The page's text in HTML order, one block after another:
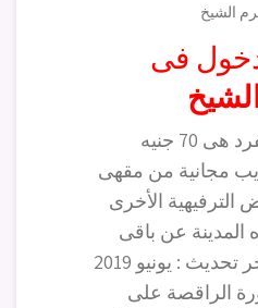
الشيخ
فى
سعر تذكرة الدخول للفرد هى 70 جنيه
مجانية من مقهى
الترفيهية الأخرى
المدينة عن باقى
: يونيو 2019
الراقصة على